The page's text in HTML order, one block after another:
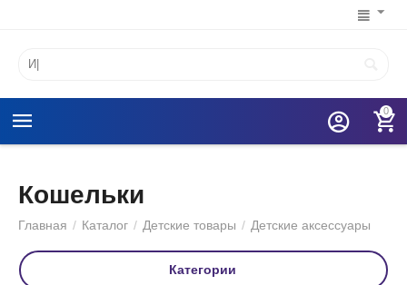
0
Кошельки
Главная / Каталог / Детские товары / Детские аксессуары
Категории